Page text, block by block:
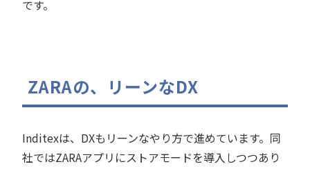
です。
ZARAの、リーンなDX
Inditexは、DXもリーンなやり方で進めています。同
社ではZARAアプリにストアモードを導入しつつあり